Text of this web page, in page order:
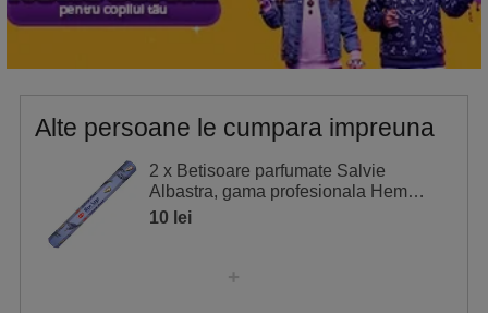
Alte persoane le cumpara impreuna
2 x Betisoare parfumate Salvie
Albastra, gama profesionala Hem
Blue Sage purificare casa, 20 buc
10 lei